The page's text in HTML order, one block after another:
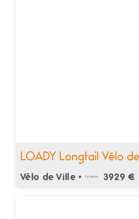
LOADY Longtail Vélo
Vélo de Ville • À partir de 3929 €